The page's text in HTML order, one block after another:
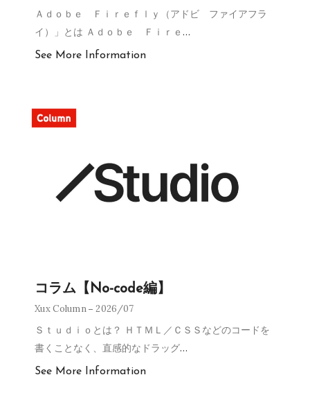
Ａｄｏｂｅ Ｆｉｒｅｆｌｙ（アドビ ファイアフラ
イ）」とは Ａｄｏｂｅ Ｆｉｒｅ …
See More Information
コラム【No-code編】
Xux Column 2026/07
Ｓｔｕｄｉｏとは？ ＨＴＭＬ／ＣＳＳなどのコードを
書くことなく、直感的なドラッグ…
See More Information